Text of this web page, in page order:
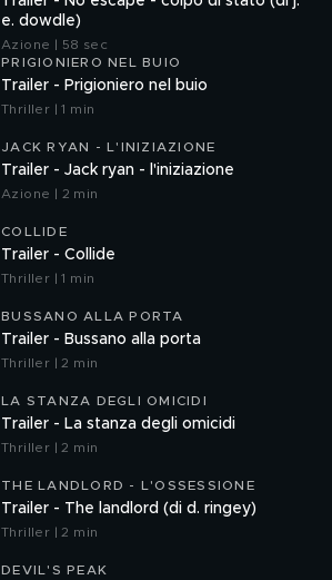
e. dowdle)
Azione | 58 sec
PRIGIONIERO NEL BUIO
Trailer - Prigioniero nel buio
Thriller | 1 min
JACK RYAN - L'INIZIAZIONE
Trailer - Jack ryan - l'iniziazione
Azione | 2 min
COLLIDE
Trailer - Collide
Thriller | 1 min
BUSSANO ALLA PORTA
Trailer - Bussano alla porta
Thriller | 2 min
LA STANZA DEGLI OMICIDI
Trailer - La stanza degli omicidi
Thriller | 2 min
THE LANDLORD - L'OSSESSIONE
Trailer - The landlord (di d. ringey)
Thriller | 2 min
DEVIL'S PEAK